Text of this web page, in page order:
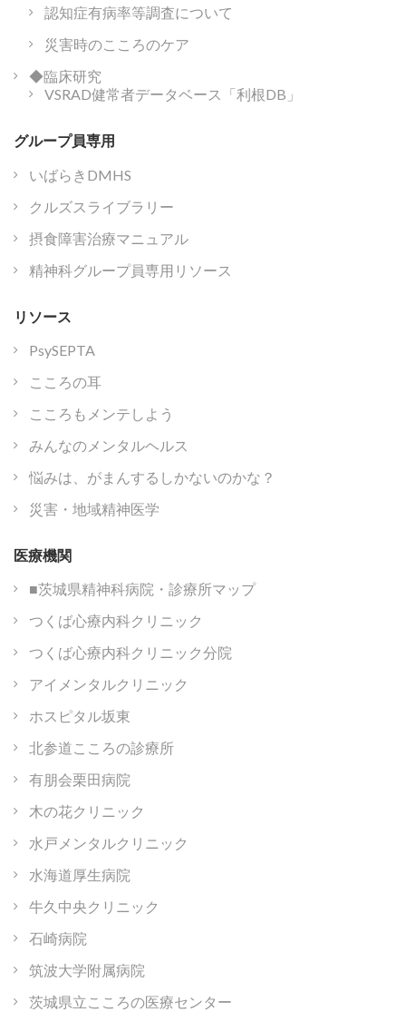
認知症有病率等調査について
災害時のこころのケア
◆臨床研究
VSRAD健常者データベース「利根DB」
グループ員専用
いばらきDMHS
クルズスライブラリー
摂食障害治療マニュアル
精神科グループ員専用リソース
リソース
PsySEPTA
こころの耳
こころもメンテしよう
みんなのメンタルヘルス
悩みは、がまんするしかないのかな？
災害・地域精神医学
医療機関
■茨城県精神科病院・診療所マップ
つくば心療内科クリニック
つくば心療内科クリニック分院
アイメンタルクリニック
ホスピタル坂東
北参道こころの診療所
有朋会栗田病院
木の花クリニック
水戸メンタルクリニック
水海道厚生病院
牛久中央クリニック
石崎病院
筑波大学附属病院
茨城県立こころの医療センター